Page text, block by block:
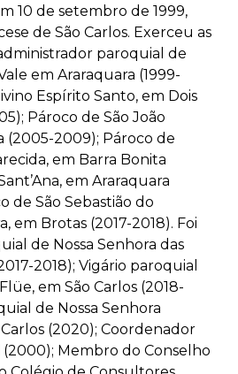
10 de setembro de 1999,
de São Carlos. Exerceu as
paroquial de
em Araraquara (1999-
Espírito Santo, em Dois
Pároco de São João
(2005-2009); Pároco de
em Barra Bonita
em Araraquara
de São Sebastião do
em Brotas (2017-2018). Foi
de Nossa Senhora das
2018); Vigário paroquial
em São Carlos (2018-
de Nossa Senhora
(2020); Coordenador
Membro do Conselho